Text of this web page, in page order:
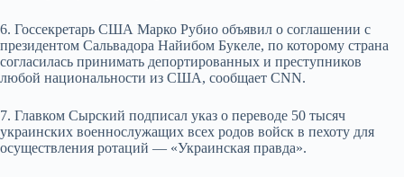
6. Госсекретарь США Марко Рубио объявил о соглашении с
президентом Сальвадора Найибом Букеле, по которому страна
согласилась принимать депортированных и преступников
любой национальности из США, сообщает CNN.
7. Главком Сырский подписал указ о переводе 50 тысяч
украинских военнослужащих всех родов войск в пехоту для
осуществления ротаций — «Украинская правда».